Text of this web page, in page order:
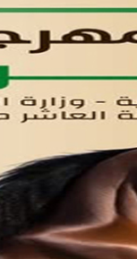
تواصل معنا
مدينة العاشر من رمضان
01221020029
055-4494429